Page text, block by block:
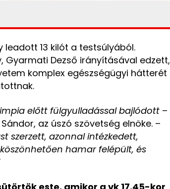
leadott 13 kilót a testsúlyából.
Gyarmati Dezső irányításával edzett,
komplex egészségügyi hátterét
előtt fülgyulladással bajlódott–
az úszó szövetség elnöke. –
szerzett, azonnal intézkedett,
hamar felépült, és